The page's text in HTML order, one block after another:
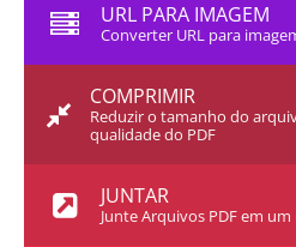
URL PARA IMAGEM
Converter URL para
COMPRIMIR
Reduzir o tamanho do
qualidade do PDF
JUNTAR
Junte Arquivos PDF em